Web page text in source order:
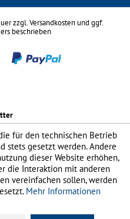
zzgl.Versandkostenund ggf.
beschrieben
für den technischen Betrieb
stets gesetzt werden. Andere
dieser Website erhöhen,
die Interaktion mit anderen
vereinfachen sollen, werden
Mehr Informationen